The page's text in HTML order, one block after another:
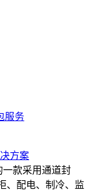
服务
方案
一款采用通道封
、配电、制冷、监